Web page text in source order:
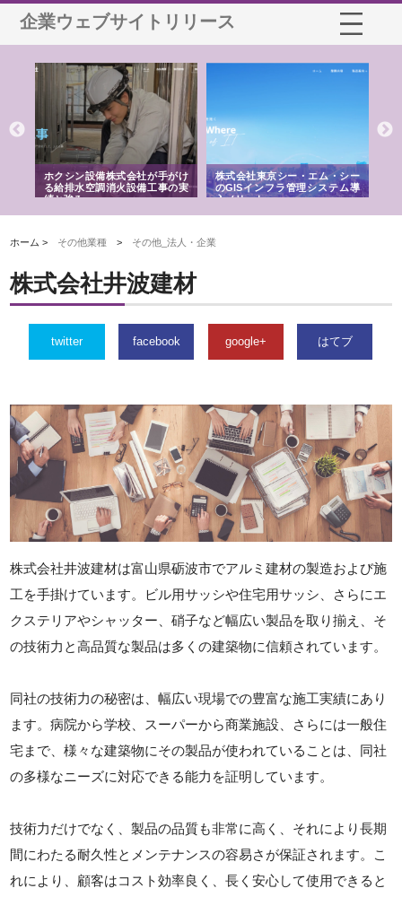
企業ウェブサイトリリース
ホクシン設備株式会社が手がけ
る給排水空調消火設備工事の実
績と強み
株式会社東京シー・エム・シー
のGISインフラ管理システム導
入メリット
ホーム > その他業種 > その他_法人・企業
株式会社井波建材
twitter facebook google+ はてブ
株式会社井波建材は富山県砺波市でアルミ建材の製造および施
工を手掛けています。ビル用サッシや住宅用サッシ、さらにエ
クステリアやシャッター、硝子など幅広い製品を取り揃え、そ
の技術力と高品質な製品は多くの建築物に信頼されています。
同社の技術力の秘密は、幅広い現場での豊富な施工実績にあり
ます。病院から学校、スーパーから商業施設、さらには一般住
宅まで、様々な建築物にその製品が使われていることは、同社
の多様なニーズに対応できる能力を証明しています。
技術力だけでなく、製品の品質も非常に高く、それにより長期
間にわたる耐久性とメンテナンスの容易さが保証されます。こ
れにより、顧客はコスト効率良く、長く安心して使用できると